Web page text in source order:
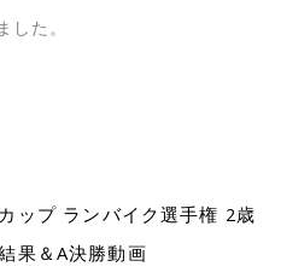
した。
ップ ランバイク選手権 2歳
果＆A決勝動画